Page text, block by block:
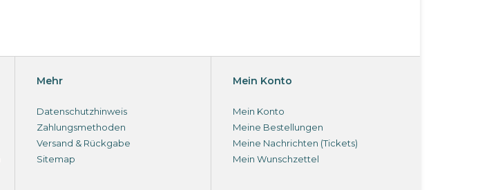
Mehr
Datenschutzhinweis
Zahlungsmethoden
Versand & Rückgabe
Sitemap
Mein Konto
Mein Konto
Meine Bestellungen
Meine Nachrichten (Tickets)
Mein Wunschzettel